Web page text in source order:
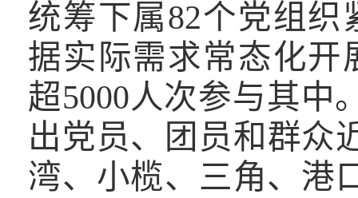
统筹下属82个党组织
据实际需求常态化开
超5000人次参与其中
出党员、团员和群众
湾、小榄、三角、港